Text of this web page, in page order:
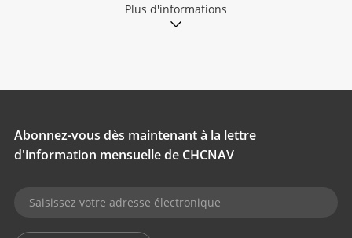
Plus d'informations
Abonnez-vous dès maintenant à la lettre
d'information mensuelle de CHCNAV